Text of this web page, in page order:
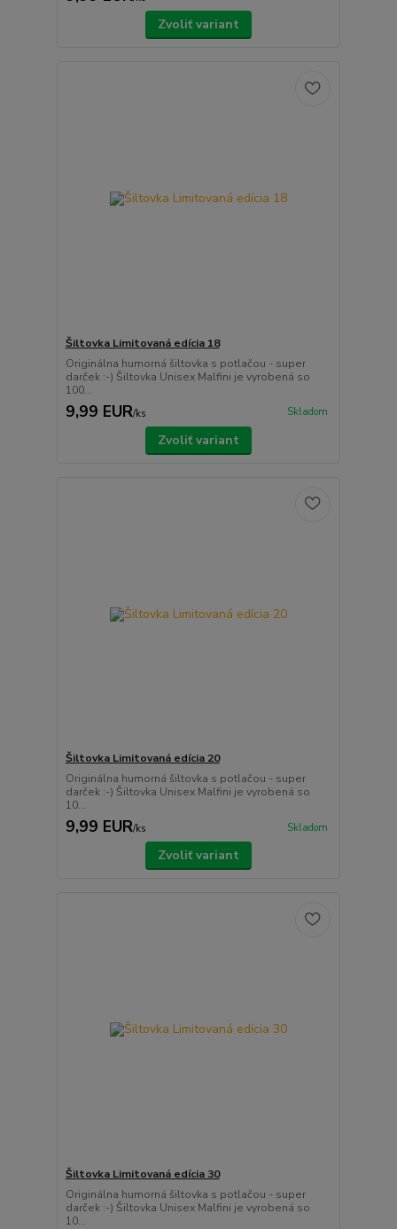
Zvoliť variant
Šiltovka Limitovaná edícia 18
Originálna humorná šiltovka s potlačou - super
darček :-) Šiltovka Unisex Malfini je vyrobená so
100...
9,99 EUR/ks Skladom
Zvoliť variant
Šiltovka Limitovaná edícia 20
Originálna humorná šiltovka s potlačou - super
darček :-) Šiltovka Unisex Malfini je vyrobená so
10...
9,99 EUR/ks Skladom
Zvoliť variant
Šiltovka Limitovaná edícia 30
Originálna humorná šiltovka s potlačou - super
darček :-) Šiltovka Unisex Malfini je vyrobená so
10...